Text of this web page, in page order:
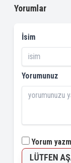
Yorumlar
İsim
Yorumunuz
Yorum
LÜTFEN